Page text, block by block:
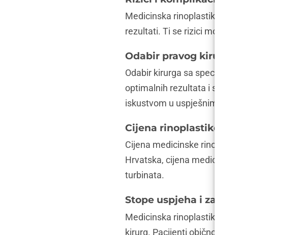
Medicinska rinoplastika nosi rizike kao što
rezultati. Ti se rizici mogu svesti na
Odabir pravog kirurga
Odabir kirurga sa specijaliziranom
optimalnih rezultata i smanjenje rizika od
iskustvom u uspješnim ishodima i
Cijena rinoplastike
Cijena medicinske rinoplastike varira
Hrvatska, cijena medicinske rinoplastike
turbinata.
Stope uspjeha i zadovoljstvo
Medicinska rinoplastika ima visoku stopu
kirurg. Pacijenti obično dožive značajno